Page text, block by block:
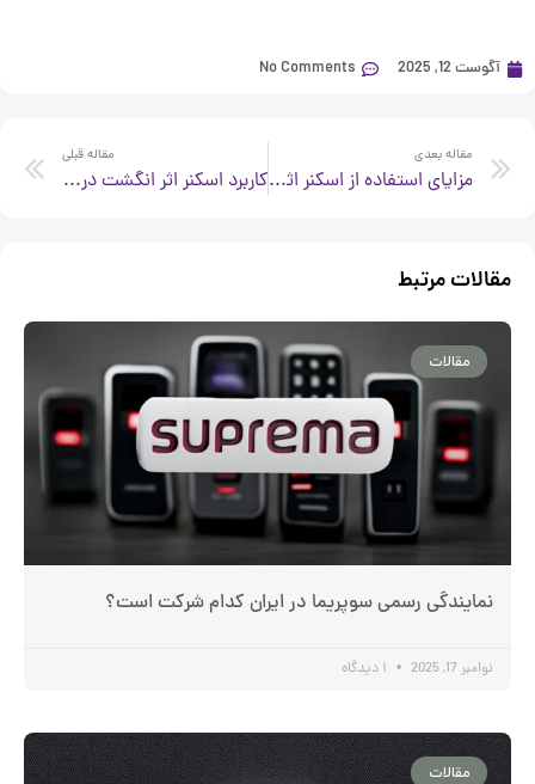
آگوست 12, 2025 No Comments
Prev
مقاله بعدی
مزایای استفاده از اسکنر اثر انگشت در سازمان‌ها
مقاله قبلی
کاربرد اسکنر اثر انگشت در سیستم حضور و غیاب
مقالات مرتبط
مقالات
نمایندگی رسمی سوپریما در ایران کدام شرکت است؟
نوامبر 17, 2025
مقالات